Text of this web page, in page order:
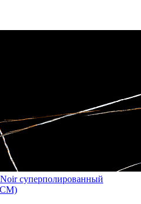
суперполированный